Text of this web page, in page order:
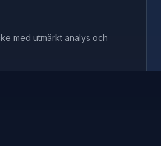
med utmärkt analys och